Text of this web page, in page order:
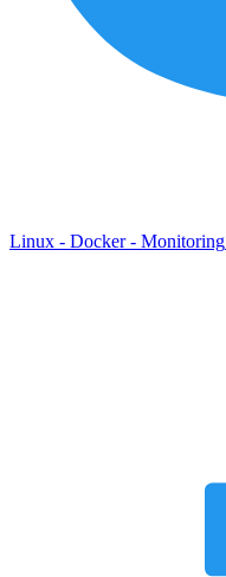
Linux - Docker - Monitoring